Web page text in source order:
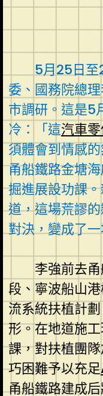
5月25日至
委、國務院總
市調研。這是5
冷：「這汽車
須體會到情感
甬船鐵路金塘
掘進展設功課
道，這場荒謬
對決，變成了
李強前去
段、寧波船山
流系統扶植計
形。在地道施
課，對扶植團
巧困難予以充足
甬船鐵路建成